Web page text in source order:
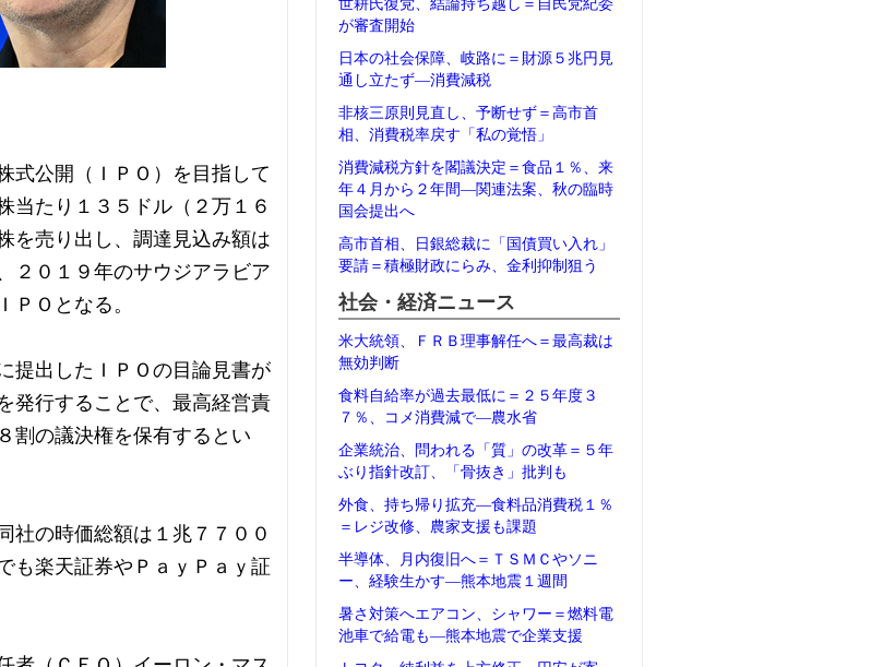
式公開（ＩＰＯ）を目指して
当たり１３５ドル（２万１６
を売り出し、調達見込み額は
２０１９年のサウジアラビア
ＰＯとなる。
提出したＩＰＯの目論見書が
発行することで、最高経営責
割の議決権を保有するとい
社の時価総額は１兆７７００
も楽天証券やＰａｙＰａｙ証
世耕氏復党、結論持ち越し＝自民党紀委
が審査開始
日本の社会保障、岐路に＝財源５兆円見
通し立たず―消費減税
非核三原則見直し、予断せず＝高市首
相、消費税率戻す「私の覚悟」
消費減税方針を閣議決定＝食品１％、来
年４月から２年間―関連法案、秋の臨時
国会提出へ
高市首相、日銀総裁に「国債買い入れ」
要請＝積極財政にらみ、金利抑制狙う
社会・経済ニュース
米大統領、ＦＲＢ理事解任へ＝最高裁は
無効判断
食料自給率が過去最低に＝２５年度３
７％、コメ消費減で―農水省
企業統治、問われる「質」の改革＝５年
ぶり指針改訂、「骨抜き」批判も
外食、持ち帰り拡充―食料品消費税１％
＝レジ改修、農家支援も課題
半導体、月内復旧へ＝ＴＳＭＣやソニ
ー、経験生かす―熊本地震１週間
暑さ対策へエアコン、シャワー＝燃料電
池車で給電も―熊本地震で企業支援